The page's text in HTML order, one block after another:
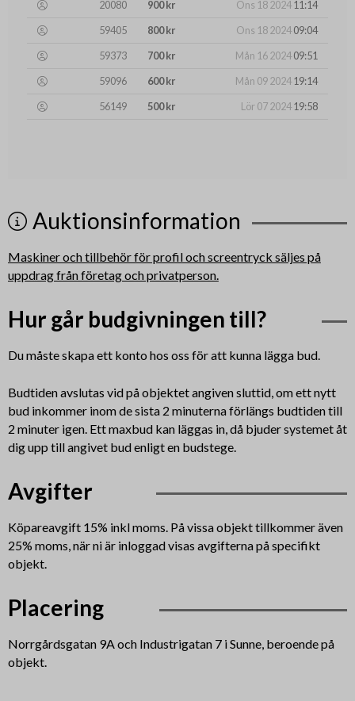
20080 900 kr Ons 18 202411:14
59405
800 kr Ons 18 202409:04
59373
700 kr Mån 16 202409:51
59096
600 kr Mån 09 202419:14
56149
500 kr Lör 07 202419:58
Auktionsinformation
Maskiner och tillbehör för profil och screentryck säljes på
uppdrag från företag och privatperson.
Hur går budgivningen till?
Du måste skapa ett konto hos oss för att kunna lägga bud.
Budtiden avslutas vid på objektet angiven sluttid, om ett nytt
bud inkommer inom de sista 2 minuterna förlängs budtiden till
2 minuter igen. Ett maxbud kan läggas in, då bjuder systemet åt
dig upp till angivet bud enligt en budstege.
Avgifter
Köpareavgift 15% inkl moms. På vissa objekt tillkommer även
25% moms, när ni är inloggad visas avgifterna på specifikt
objekt.
Placering
Norrgårdsgatan 9A och Industrigatan 7 i Sunne, beroende på
objekt.